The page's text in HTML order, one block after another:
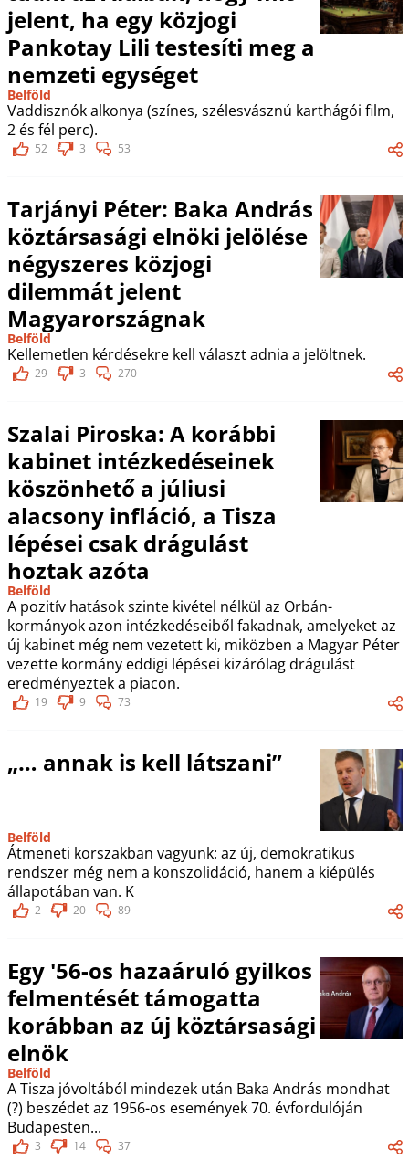
jelent, ha egy közjogi
Pankotay Lili testesíti meg a
nemzeti egységet
Belföld
Vaddisznók alkonya (színes, szélesvásznú karthágói film,
2 és fél perc).
52 3 53
Tarjányi Péter: Baka András
köztársasági elnöki jelölése
négyszeres közjogi
dilemmát jelent
Magyarországnak
Belföld
Kellemetlen kérdésekre kell választ adnia a jelöltnek.
29 3 270
Szalai Piroska: A korábbi
kabinet intézkedéseinek
köszönhető a júliusi
alacsony infláció, a Tisza
lépései csak drágulást
hoztak azóta
Belföld
A pozitív hatások szinte kivétel nélkül az Orbán-
kormányok azon intézkedéseiből fakadnak, amelyeket az
új kabinet még nem vezetett ki, miközben a Magyar Péter
vezette kormány eddigi lépései kizárólag drágulást
eredményeztek a piacon.
19 9 73
„… annak is kell látszani”
Belföld
Átmeneti korszakban vagyunk: az új, demokratikus
rendszer még nem a konszolidáció, hanem a kiépülés
állapotában van. K
2 20 89
Egy '56-os hazaáruló gyilkos
felmentését támogatta
korábban az új köztársasági
elnök
Belföld
A Tisza jóvoltából mindezek után Baka András mondhat
(?) beszédet az 1956-os események 70. évfordulóján
Budapesten...
3 14 37